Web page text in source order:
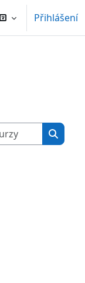
Přihlášení